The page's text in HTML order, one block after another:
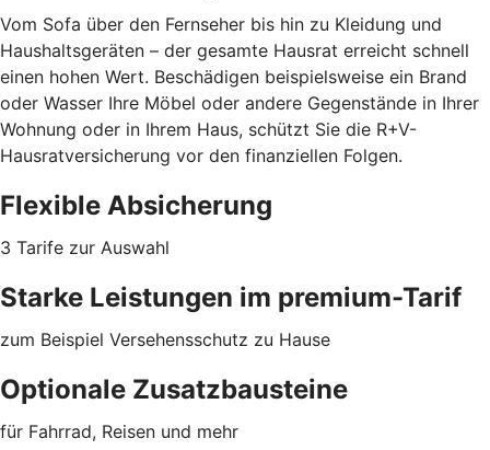
Vom Sofa über den Fernseher bis hin zu Kleidung und
Haushaltsgeräten – der gesamte Hausrat erreicht schnell
einen hohen Wert. Beschädigen beispielsweise ein Brand
oder Wasser Ihre Möbel oder andere Gegenstände in Ihrer
Wohnung oder in Ihrem Haus, schützt Sie die R+V-
Hausratversicherung vor den finanziellen Folgen.
Flexible Absicherung
3 Tarife zur Auswahl
Starke Leistungen im premium-Tarif
zum Beispiel Versehensschutz zu Hause
Optionale Zusatzbausteine
für Fahrrad, Reisen und mehr